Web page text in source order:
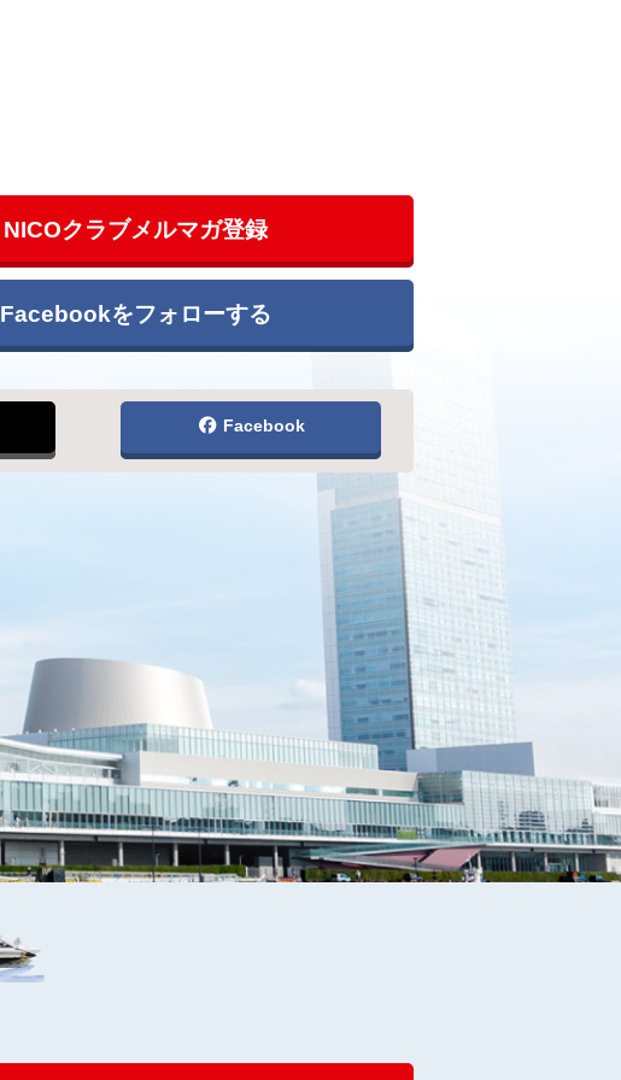
NICOクラブメルマガ登録
Facebookをフォローする
Facebook